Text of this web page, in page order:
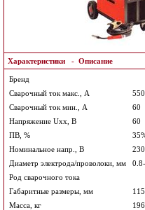
Характеристики- Описание
Бренд
Сварочный ток макс., А
550
Сварочный ток мин., А
60
Напряжение Uxx, В
60
ПВ, %
Номинальное напр., В
Диаметр электрода/проволоки, мм
Род сварочного тока
Габаритные размеры, мм
Масса, кг
196